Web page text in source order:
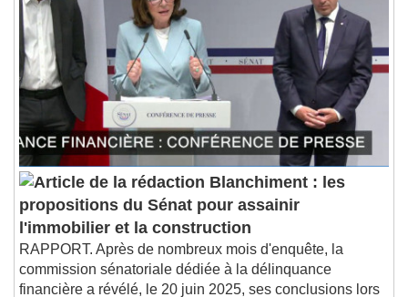
Blanchiment : les
propositions du Sénat pour assainir
l'immobilier et la construction
RAPPORT. Après de nombreux mois d'enquête, la
commission sénatoriale dédiée à la délinquance